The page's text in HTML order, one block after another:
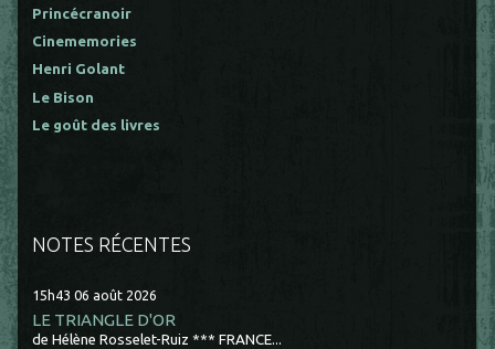
Princécranoir
Cinememories
Henri Golant
Le Bison
Le goût des livres
NOTES RÉCENTES
15h43 06 août 2026
LE TRIANGLE D'OR
de Hélène Rosselet-Ruiz *** FRANCE...